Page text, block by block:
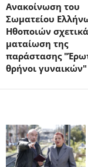
Ανακοίνωση του
Σωματείου
Ηθοποιών
ματαίωση της
παράστασης
θρήνοι γυναικών"